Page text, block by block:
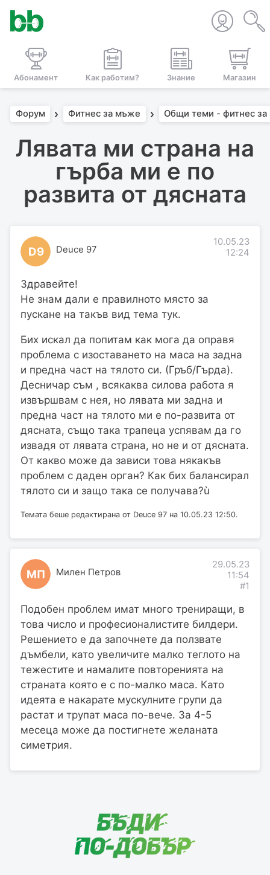
Абонамент Как работим? Знание Магазин
Форум Фитнес за мъже Общи теми - фитнес
Лявата ми страна на
гърба ми е по
развита от дясната
D9 Deuce 97
10.05.23
12:24
Здравейте!
Не знам дали е правилното място за
пускане на такъв вид тема тук.
Бих искал да попитам как мога да оправя
проблема с изоставането на маса на задна
и предна част на тялото си. (Гръб/Гърда).
Десничар съм , всякаква силова работа я
извършвам с нея, но лявата ми задна и
предна част на тялото ми е по-развита от
дясната, също така трапеца успявам да го
извадя от лявата страна, но не и от дясната.
От какво може да зависи това някакъв
проблем с даден орган? Как бих балансирал
тялото си и защо така се получава?ù
Темата беше редактирана от Deuce 97 на 10.05.23 12:50.
МП Милен Петров
29.05.23
11:54
#1
Подобен проблем имат много трениращи, в
това число и професионалистите билдери.
Решението е да започнете да ползвате
дъмбели, като увеличите малко теглото на
тежестите и намалите повторенията на
страната която е с по-малко маса. Като
идеята е накарате мускулните групи да
растат и трупат маса по-вече. За 4-5
месеца може да постигнете желаната
симетрия.